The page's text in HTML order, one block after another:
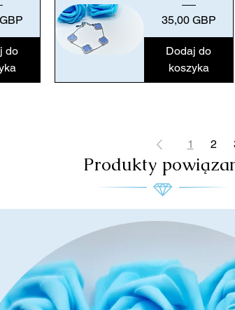
do
Cena
35,00 GBP
Dodaj do
koszyka
1 2
Produkty